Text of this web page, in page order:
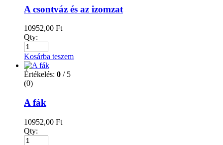
A csontváz és az izomzat
10952,00 Ft
Qty:
Kosárba teszem
Értékelés: 0 / 5
(0)
A fák
10952,00 Ft
Qty: